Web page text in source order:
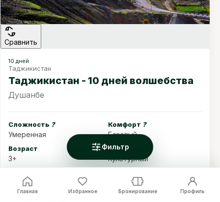
Фильтр
Сравнить
10 дней
Таджикистан
Таджикистан - 10 дней волшебства
Душанбе
Сложность ?
Умеренная
Комфорт ?
Базовый
Возраст
3+
Стиль тура
Культурный
отUSD $2,880за человека
Главная Избранное Бронирование Профиль